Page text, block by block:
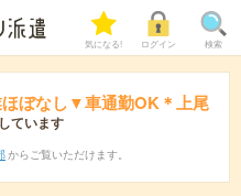
気になる! ログイン 検索
ぼなし▼車通勤OK＊上尾
ています
からご覧いただけます。